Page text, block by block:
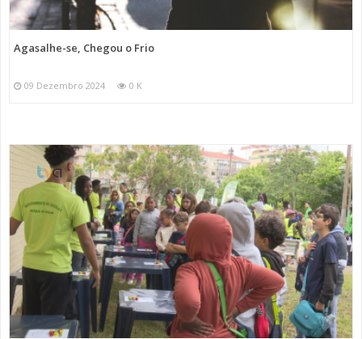
Agasalhe-se, Chegou o Frio
09 Dezembro 2024 0 K